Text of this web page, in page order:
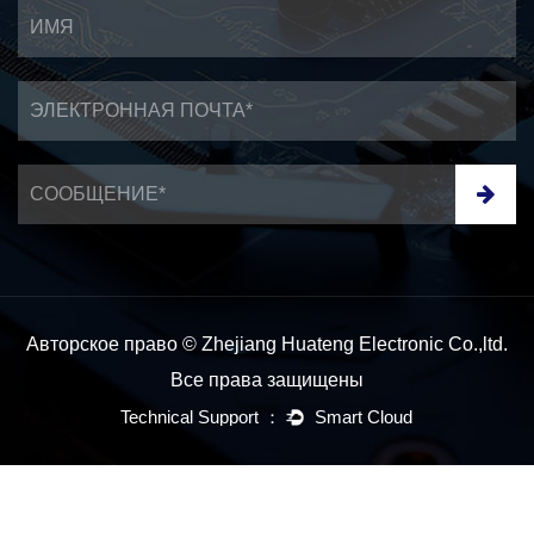
Авторское право © Zhejiang Huateng Electronic Co.,ltd.
Все права защищены